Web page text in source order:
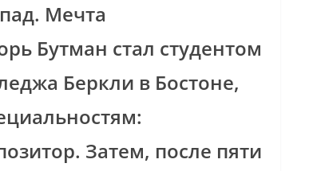
Мечта
Бутман стал студентом
Беркли в Бостоне,
Затем, после пяти